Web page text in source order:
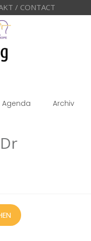
/ CONTACT
Agenda Archiv